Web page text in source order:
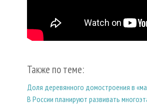
Также по теме:
Доля деревянного домостроения в
В России планируют развивать